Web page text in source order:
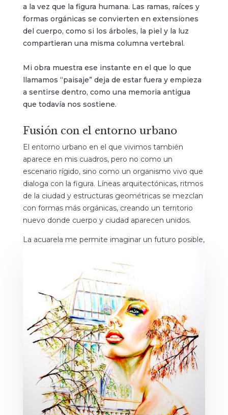
a la vez que la figura humana. Las ramas, raíces y
formas orgánicas se convierten en extensiones
del cuerpo, como si los árboles, la piel y la luz
compartieran una misma columna vertebral.
Mi obra muestra ese instante en el que lo que
llamamos “paisaje” deja de estar fuera y empieza
a sentirse dentro, como una memoria antigua
que todavía nos sostiene.
Fusión con el entorno urbano
El entorno urbano en el que vivimos también
aparece en mis cuadros, pero no como un
escenario rígido, sino como un organismo vivo que
dialoga con la figura. Líneas arquitectónicas, ritmos
de la ciudad y estructuras geométricas se mezclan
con formas más orgánicas, creando un territorio
nuevo donde cuerpo y ciudad aparecen unidos.
La acuarela me permite imaginar un futuro posible,
conectados con la vida que los habita.